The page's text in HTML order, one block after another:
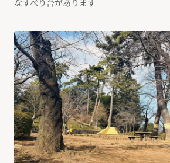
なすべり台があります